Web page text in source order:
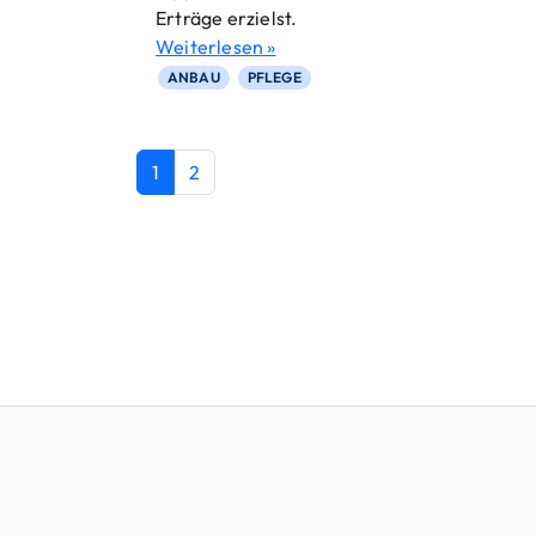
Erträge erzielst.
Weiterlesen »
ANBAU PFLEGE
Seiten-Navigation
Aktuelle Seite
1 Seite
2